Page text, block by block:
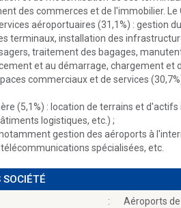
des commerces et de l'immobilier.
aéroportuaires (31,1%) : gestion
terminaux, installation des
traitement des bagages,
et au démarrage, chargement et
commerciaux et de services
(5,1%) : location de terrains et
logistiques, etc.) ;
gestion des aéroports à
spécialisées, etc.
SOCIÉTÉ
:
Aéroports de